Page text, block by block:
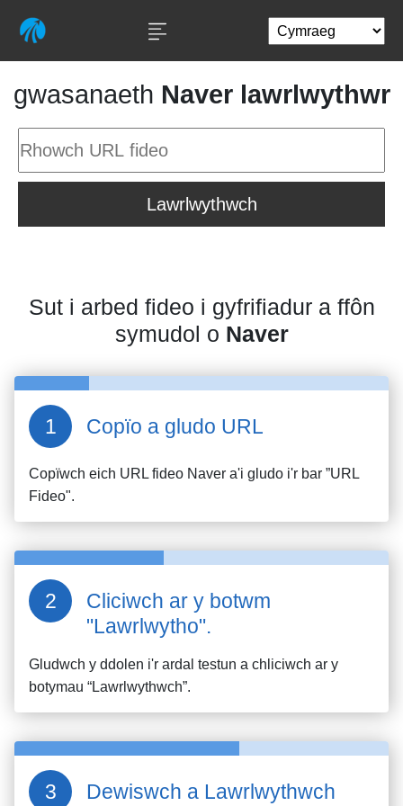
gwasanaeth Naver lawrlwythwr
Lawrlwythwch
Sut i arbed fideo i gyfrifiadur a ffôn
symudol o Naver
Copïo a gludo URL
Copïwch eich URL fideo Naver a'i gludo i'r bar ”URL
Fideo".
Cliciwch ar y botwm
"Lawrlwytho".
Gludwch y ddolen i'r ardal testun a chliciwch ar y
botymau “Lawrlwythwch”.
Dewiswch a Lawrlwythwch